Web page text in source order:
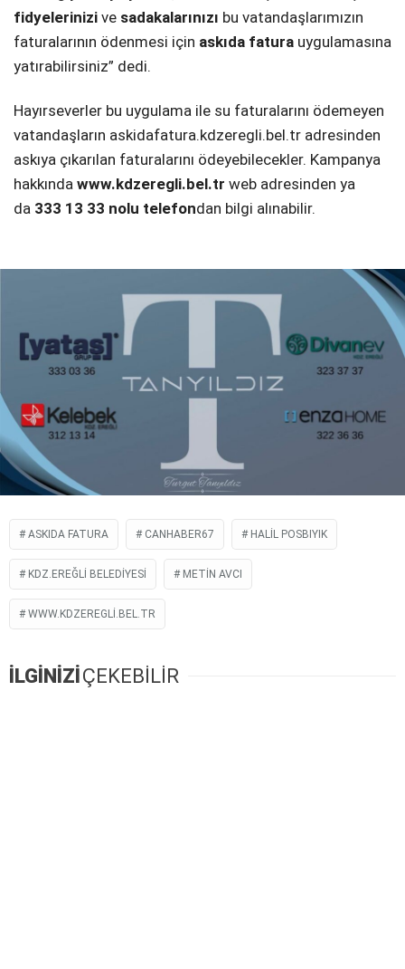
fidyelerinizi ve sadakalarınızı bu vatandaşlarımızın
faturalarının ödenmesi için askıda fatura uygulamasına
yatırabilirsiniz” dedi.
Hayırseverler bu uygulama ile su faturalarını ödemeyen
vatandaşların askidafatura.kdzeregli.bel.tr adresinden
askıya çıkarılan faturalarını ödeyebilecekler. Kampanya
hakkında www.kdzeregli.bel.tr web adresinden ya
da 333 13 33 nolu telefondan bilgi alınabilir.
ASKIDA FATURA CANHABER67 HALIL POSBIYIK
KDZ.EREĞLI BELEDIYESI METIN AVCI
WWW.KDZEREGLI.BEL.TR
İLGİNİZİ ÇEKEBİLİR